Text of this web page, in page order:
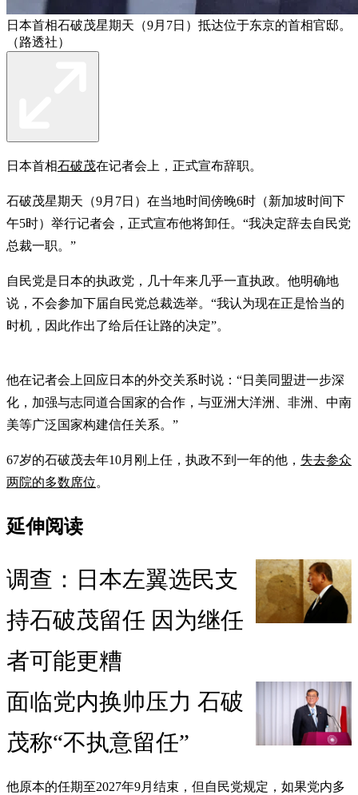
日本首相石破茂星期天（9月7日）抵达位于东京的首相官邸。
（路透社）
日本首相石破茂在记者会上，正式宣布辞职。
石破茂星期天（9月7日）在当地时间傍晚6时（新加坡时间下
午5时）举行记者会，正式宣布他将卸任。“我决定辞去自民党
总裁一职。”
自民党是日本的执政党，几十年来几乎一直执政。他明确地
说，不会参加下届自民党总裁选举。“我认为现在正是恰当的
时机，因此作出了给后任让路的决定”。
他在记者会上回应日本的外交关系时说：“日美同盟进一步深
化，加强与志同道合国家的合作，与亚洲大洋洲、非洲、中南
美等广泛国家构建信任关系。”
67岁的石破茂去年10月刚上任，执政不到一年的他， 失去参众
两院的多数席位。
延伸阅读
调查：日本左翼选民支
持石破茂留任 因为继任
者可能更糟
面临党内换帅压力 石破
茂称“不执意留任”
他原本的任期至2027年9月结束，但自民党规定，如果党内多